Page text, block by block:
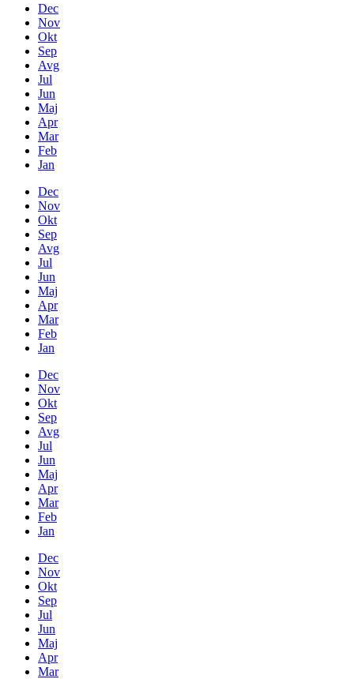
Dec
Nov
Okt
Sep
Avg
Jul
Jun
Maj
Apr
Mar
Feb
Jan
Dec
Nov
Okt
Sep
Avg
Jul
Jun
Maj
Apr
Mar
Feb
Jan
Dec
Nov
Okt
Sep
Avg
Jul
Jun
Maj
Apr
Mar
Feb
Jan
Dec
Nov
Okt
Sep
Jul
Jun
Maj
Apr
Mar